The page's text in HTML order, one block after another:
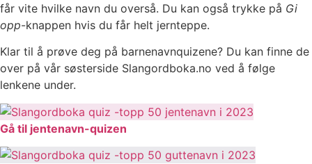
får vite hvilke navn du overså. Du kan også trykke på Gi
opp-knappen hvis du får helt jernteppe.
Klar til å prøve deg på barnenavnquizene? Du kan finne de
over på vår søsterside Slangordboka.no ved å følge
lenkene under.
Gå til jentenavn-quizen